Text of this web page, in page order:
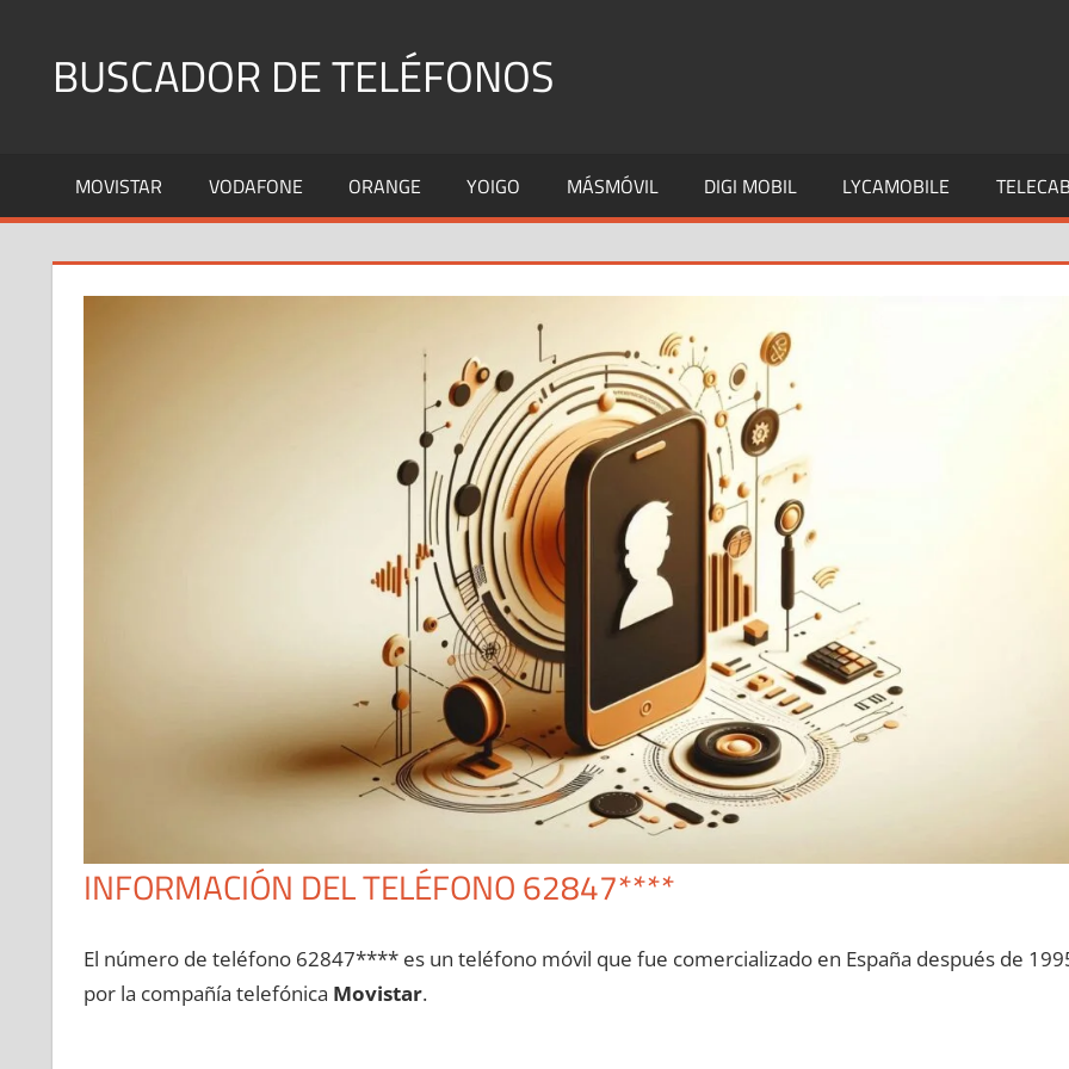
contenidoBUSCADOR DE TELÉFONOS
Fijos
y
MOVISTAR VODAFONE ORANGE YOIGO MÁSMÓVIL DIGI MOBIL LYCAMOBILE
INFORMACIÓN DEL TELÉFONO 62847****
El número dе teléfono 62847**** es un teléfono móvil quе fue comercializado en España después dе
pοr la compañía telefónica Movistar.